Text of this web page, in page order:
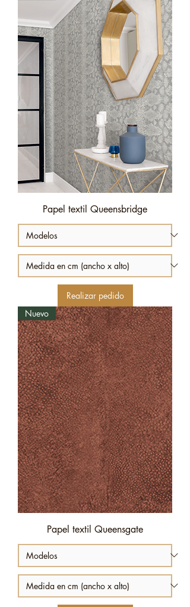
Papel textil Queensbridge
Realizar pedido
Nuevo
Papel textil Queensgate